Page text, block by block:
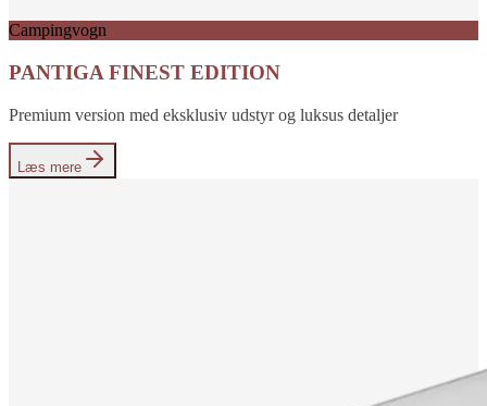
Campingvogn
PANTIGA FINEST EDITION
Premium version med eksklusiv udstyr og luksus detaljer
Læs mere